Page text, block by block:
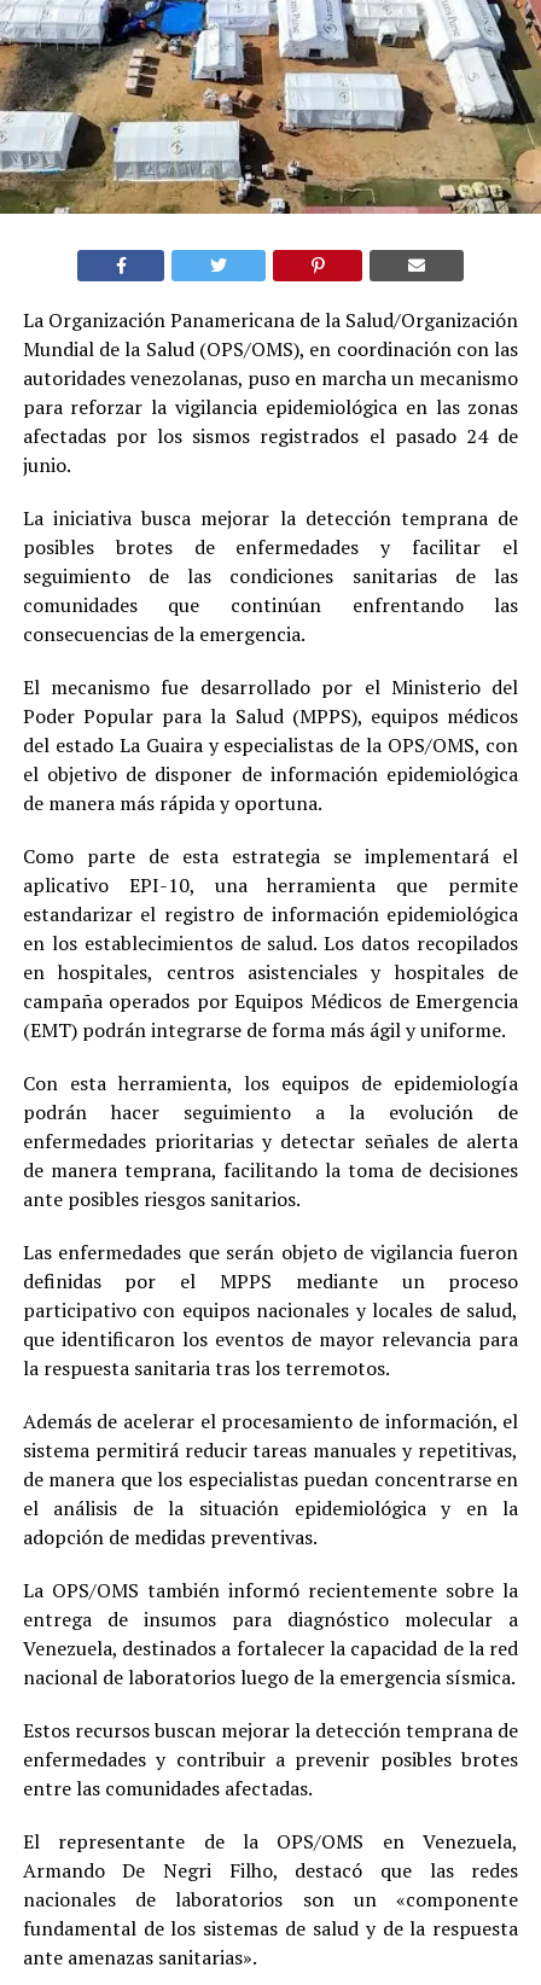
La Organización Panamericana de la Salud/Organización
Mundial de la Salud (OPS/OMS), en coordinación con las
autoridades venezolanas, puso en marcha un mecanismo
para reforzar la vigilancia epidemiológica en las zonas
afectadas por los sismos registrados el pasado 24 de
junio.
La iniciativa busca mejorar la detección temprana de
posibles brotes de enfermedades y facilitar el
seguimiento de las condiciones sanitarias de las
comunidades que continúan enfrentando las
consecuencias de la emergencia.
El mecanismo fue desarrollado por el Ministerio del
Poder Popular para la Salud (MPPS), equipos médicos
del estado La Guaira y especialistas de la OPS/OMS, con
el objetivo de disponer de información epidemiológica
de manera más rápida y oportuna.
Como parte de esta estrategia se implementará el
aplicativo EPI-10, una herramienta que permite
estandarizar el registro de información epidemiológica
en los establecimientos de salud. Los datos recopilados
en hospitales, centros asistenciales y hospitales de
campaña operados por Equipos Médicos de Emergencia
(EMT) podrán integrarse de forma más ágil y uniforme.
Con esta herramienta, los equipos de epidemiología
podrán hacer seguimiento a la evolución de
enfermedades prioritarias y detectar señales de alerta
de manera temprana, facilitando la toma de decisiones
ante posibles riesgos sanitarios.
Las enfermedades que serán objeto de vigilancia fueron
definidas por el MPPS mediante un proceso
participativo con equipos nacionales y locales de salud,
que identificaron los eventos de mayor relevancia para
la respuesta sanitaria tras los terremotos.
Además de acelerar el procesamiento de información, el
sistema permitirá reducir tareas manuales y repetitivas,
de manera que los especialistas puedan concentrarse en
el análisis de la situación epidemiológica y en la
adopción de medidas preventivas.
La OPS/OMS también informó recientemente sobre la
entrega de insumos para diagnóstico molecular a
Venezuela, destinados a fortalecer la capacidad de la red
nacional de laboratorios luego de la emergencia sísmica.
Estos recursos buscan mejorar la detección temprana de
enfermedades y contribuir a prevenir posibles brotes
entre las comunidades afectadas.
El representante de la OPS/OMS en Venezuela,
Armando De Negri Filho, destacó que las redes
nacionales de laboratorios son un «componente
fundamental de los sistemas de salud y de la respuesta
ante amenazas sanitarias».